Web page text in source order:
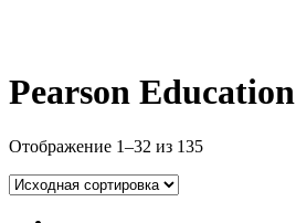
Pearson Education
Отображение 1–32 из 135